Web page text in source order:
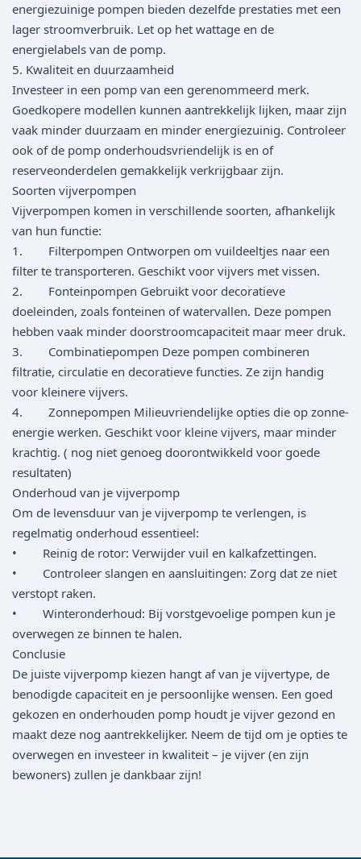
energiezuinige pompen bieden dezelfde prestaties met een
lager stroomverbruik. Let op het wattage en de
energielabels van de pomp.
5. Kwaliteit en duurzaamheid
Investeer in een pomp van een gerenommeerd merk.
Goedkopere modellen kunnen aantrekkelijk lijken, maar zijn
vaak minder duurzaam en minder energiezuinig. Controleer
ook of de pomp onderhoudsvriendelijk is en of
reserveonderdelen gemakkelijk verkrijgbaar zijn.
Soorten vijverpompen
Vijverpompen komen in verschillende soorten, afhankelijk
van hun functie:
1. Filterpompen Ontworpen om vuildeeltjes naar een
filter te transporteren. Geschikt voor vijvers met vissen.
2. Fonteinpompen Gebruikt voor decoratieve
doeleinden, zoals fonteinen of watervallen. Deze pompen
hebben vaak minder doorstroomcapaciteit maar meer druk.
3. Combinatiepompen Deze pompen combineren
filtratie, circulatie en decoratieve functies. Ze zijn handig
voor kleinere vijvers.
4. Zonnepompen Milieuvriendelijke opties die op zonne-
energie werken. Geschikt voor kleine vijvers, maar minder
krachtig. ( nog niet genoeg doorontwikkeld voor goede
resultaten)
Onderhoud van je vijverpomp
Om de levensduur van je vijverpomp te verlengen, is
regelmatig onderhoud essentieel:
• Reinig de rotor: Verwijder vuil en kalkafzettingen.
• Controleer slangen en aansluitingen: Zorg dat ze niet
verstopt raken.
• Winteronderhoud: Bij vorstgevoelige pompen kun je
overwegen ze binnen te halen.
Conclusie
De juiste vijverpomp kiezen hangt af van je vijvertype, de
benodigde capaciteit en je persoonlijke wensen. Een goed
gekozen en onderhouden pomp houdt je vijver gezond en
maakt deze nog aantrekkelijker. Neem de tijd om je opties te
overwegen en investeer in kwaliteit – je vijver (en zijn
bewoners) zullen je dankbaar zijn!